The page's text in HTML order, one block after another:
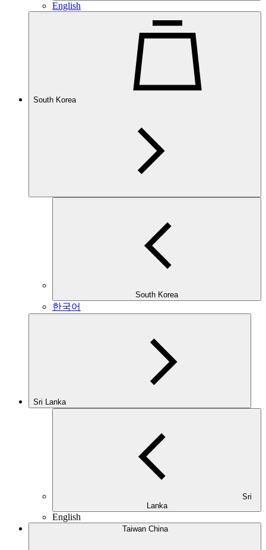
English
South Korea
South Korea
한국어
Sri Lanka
Lanka
English
Taiwan China